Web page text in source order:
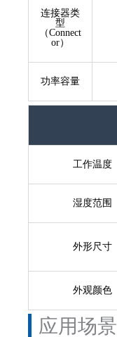
连接器类
型
（Connect
or）
功率容量
工作温度
湿度范围
外形尺寸
外观颜色
应用场景